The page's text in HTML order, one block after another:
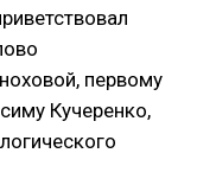
первому
Кучеренко,